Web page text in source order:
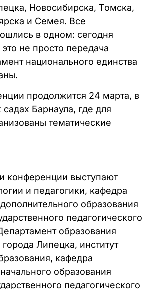
Новосибирска, Томска,
и Семея. Все
в одном: сегодня
не просто передача
национального единства
продолжится 24 марта, в
Барнаула, где для
тематические
конференции выступают
и педагогики, кафедра
образования
педагогического
образования
Липецка, институт
кафедра
образования
педагогического